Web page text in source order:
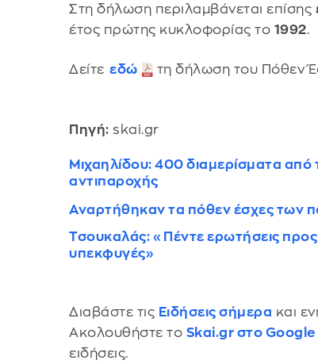
Στη δήλωση περιλαμβάνεται επίσης
έτος πρώτης κυκλοφορίας το 1992.
Δείτε εδώ τη δήλωση του Πόθεν
Πηγή: skai.gr
Μιχαηλίδου: 400 διαμερίσματα από
αντιπαροχής
Αναρτήθηκαν τα πόθεν έσχες των
Τσουκαλάς: «Πέντε ερωτήσεις
υπεκφυγές»
Διαβάστε τις Ειδήσεις σήμερα και
Ακολουθήστε το Skai.gr στο Google
ειδήσεις.